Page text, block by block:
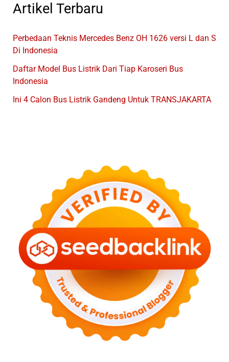
Artikel Terbaru
Perbedaan Teknis Mercedes Benz OH 1626 versi L dan S
Di Indonesia
Daftar Model Bus Listrik Dari Tiap Karoseri Bus
Indonesia
Ini 4 Calon Bus Listrik Gandeng Untuk TRANSJAKARTA